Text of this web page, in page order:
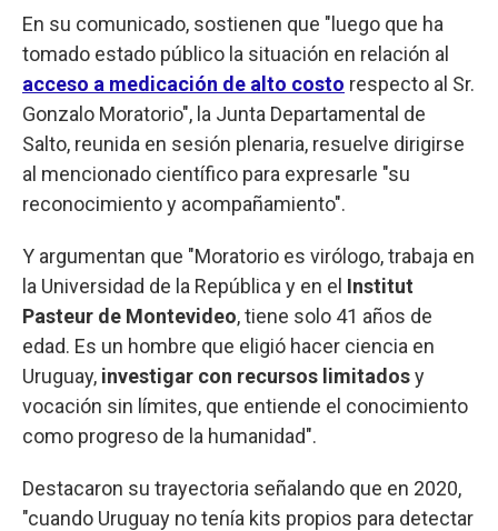
En su comunicado, sostienen que "luego que ha
tomado estado público la situación en relación al
acceso a medicación de alto costo respecto al Sr.
Gonzalo Moratorio", la Junta Departamental de
Salto, reunida en sesión plenaria, resuelve dirigirse
al mencionado científico para expresarle "su
reconocimiento y acompañamiento".
Y argumentan que "Moratorio es virólogo, trabaja en
la Universidad de la República y en el Institut
Pasteur de Montevideo, tiene solo 41 años de
edad. Es un hombre que eligió hacer ciencia en
Uruguay, investigar con recursos limitadosy
vocación sin límites, que entiende el conocimiento
como progreso de la humanidad".
Destacaron su trayectoria señalando que en 2020,
"cuando Uruguay no tenía kits propios para detectar